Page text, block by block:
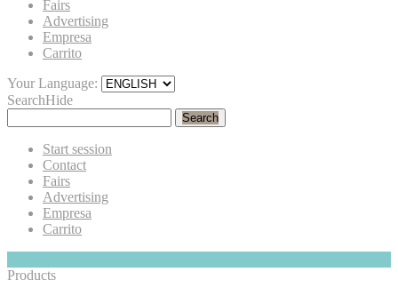
Fairs
Advertising
Empresa
Carrito
Your Language:
SearchHide
Search
Start session
Contact
Fairs
Advertising
Empresa
Carrito
Products